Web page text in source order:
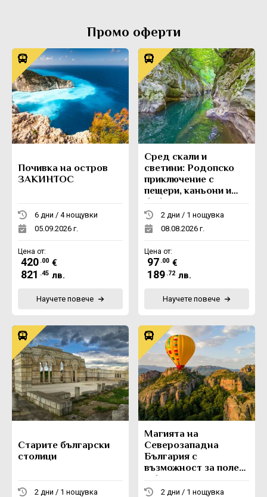
Промо оферти
Почивка на остров
ЗАКИНТОС
6 дни / 4 нощувки
05.09.2026 г.
Цена от:
420 .00 €
821 .45 лв.
Научете повече
Сред скали и
светини: Родопско
приключение с
пещери, каньони и
боб
2 дни / 1 нощувка
08.08.2026 г.
Цена от:
97 .00 €
189 .72 лв.
Научете повече
Старите български
столици
2 дни / 1 нощувка
Магията на
Северозападна
България с
възможност за полет
с балон
2 дни / 1 нощувка